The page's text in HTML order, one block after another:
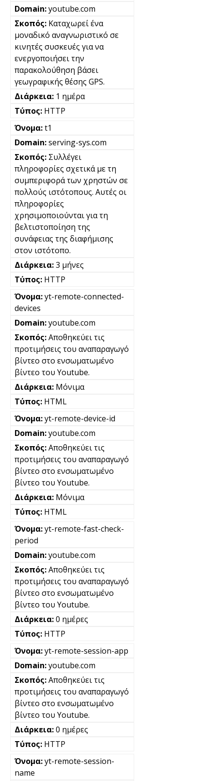
youtube.com
Καταχωρεί ένα
μοναδικό αναγνωριστικό σε
κινητές συσκευές για να
ενεργοποιήσει την
παρακολούθηση βάσει
γεωγραφικής θέσης GPS.
1 ημέρα
HTTP
t1
serving-sys.com
Συλλέγει
πληροφορίες σχετικά με τη
συμπεριφορά των χρηστών σε
πολλούς ιστότοπους. Αυτές οι
πληροφορίες
χρησιμοποιούνται για τη
βελτιστοποίηση της
συνάφειας της διαφήμισης
στον ιστότοπο.
3 μήνες
HTTP
yt-remote-connected-
devices
youtube.com
Αποθηκεύει τις
προτιμήσεις του αναπαραγωγό
βίντεο στο ενσωματωμένο
βίντεο του Youtube.
Μόνιμα
HTML
yt-remote-device-id
youtube.com
Αποθηκεύει τις
προτιμήσεις του αναπαραγωγό
βίντεο στο ενσωματωμένο
βίντεο του Youtube.
Μόνιμα
HTML
yt-remote-fast-check-
period
youtube.com
Αποθηκεύει τις
προτιμήσεις του αναπαραγωγό
βίντεο στο ενσωματωμένο
βίντεο του Youtube.
0 ημέρες
HTTP
yt-remote-session-app
youtube.com
Αποθηκεύει τις
προτιμήσεις του αναπαραγωγό
βίντεο στο ενσωματωμένο
βίντεο του Youtube.
0 ημέρες
HTTP
yt-remote-session-
name